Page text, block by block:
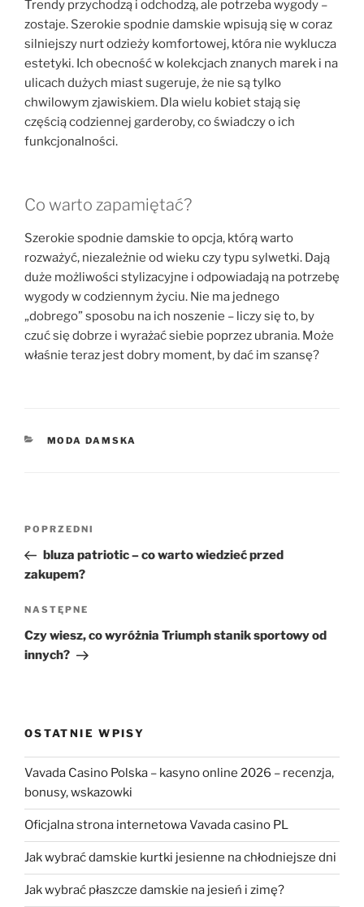
Trendy przychodzą i odchodzą, ale potrzeba wygody –
zostaje. Szerokie spodnie damskie wpisują się w coraz
silniejszy nurt odzieży komfortowej, która nie wyklucza
estetyki. Ich obecność w kolekcjach znanych marek i na
ulicach dużych miast sugeruje, że nie są tylko
chwilowym zjawiskiem. Dla wielu kobiet stają się
częścią codziennej garderoby, co świadczy o ich
funkcjonalności.
Co warto zapamiętać?
Szerokie spodnie damskie to opcja, którą warto
rozważyć, niezależnie od wieku czy typu sylwetki. Dają
duże możliwości stylizacyjne i odpowiadają na potrzebę
wygody w codziennym życiu. Nie ma jednego
„dobrego” sposobu na ich noszenie – liczy się to, by
czuć się dobrze i wyrażać siebie poprzez ubrania. Może
właśnie teraz jest dobry moment, by dać im szansę?
KATEGORIE
MODA DAMSKA
Nawigacja
Poprzedni
wpis
POPRZEDNI
bluza patriotic – co warto wiedzieć przed
zakupem?
Następny
wpis
NASTĘPNE
Czy wiesz, co wyróżnia Triumph stanik sportowy od
innych?
OSTATNIE WPISY
Vavada Casino Polska – kasyno online 2026 – recenzja,
bonusy, wskazowki
Oficjalna strona internetowa Vavada casino PL
Jak wybrać damskie kurtki jesienne na chłodniejsze dni
Jak wybrać płaszcze damskie na jesień i zimę?